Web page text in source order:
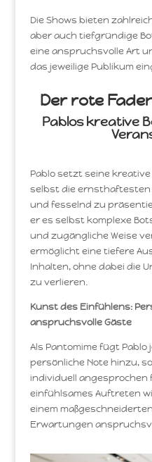
Die Shows bieten
aber auch tiefgründige
eine anspruchsvolle Art
das jeweilige Publikum
Der rote
Pablos kreative
Pablo setzt seine
selbst die ernsthaftesten
und fesselnd zu
er es selbst komplexe
und zugängliche Weise
ermöglicht eine tiefere
Inhalten, ohne dabei die
zu verlieren.
Kunst des Einfühlens:
anspruchsvolle Gäste
Als Pantomime fügt Pablo
persönliche Note hinzu,
individuell angesprochen
einfühlsames Auftreten
einem
Erwartungen